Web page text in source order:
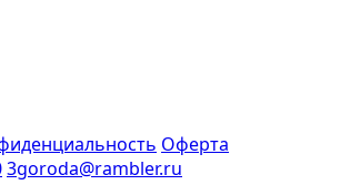
Оферта
3goroda@rambler.ru